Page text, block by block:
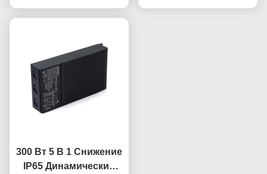
300 Вт 5 В 1 Снижение
IP65 Динамический